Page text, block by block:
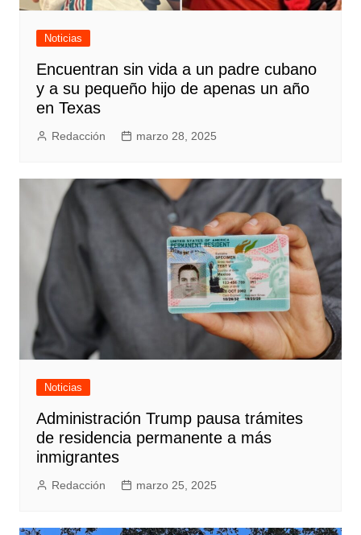
Noticias
Encuentran sin vida a un padre cubano
y a su pequeño hijo de apenas un año
en Texas
Redacción marzo 28, 2025
Noticias
Administración Trump pausa trámites
de residencia permanente a más
inmigrantes
Redacción marzo 25, 2025